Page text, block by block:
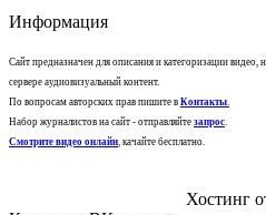
Информация
Сайт предназначен для описания и категоризации видео,
сервере аудиовизуальный контент.
По вопросам авторских прав пишите в Контакты.
Набор журналистов на сайт - отправляйте запрос.
Смотрите видео онлайн, качайте бесплатно.
Хостинг